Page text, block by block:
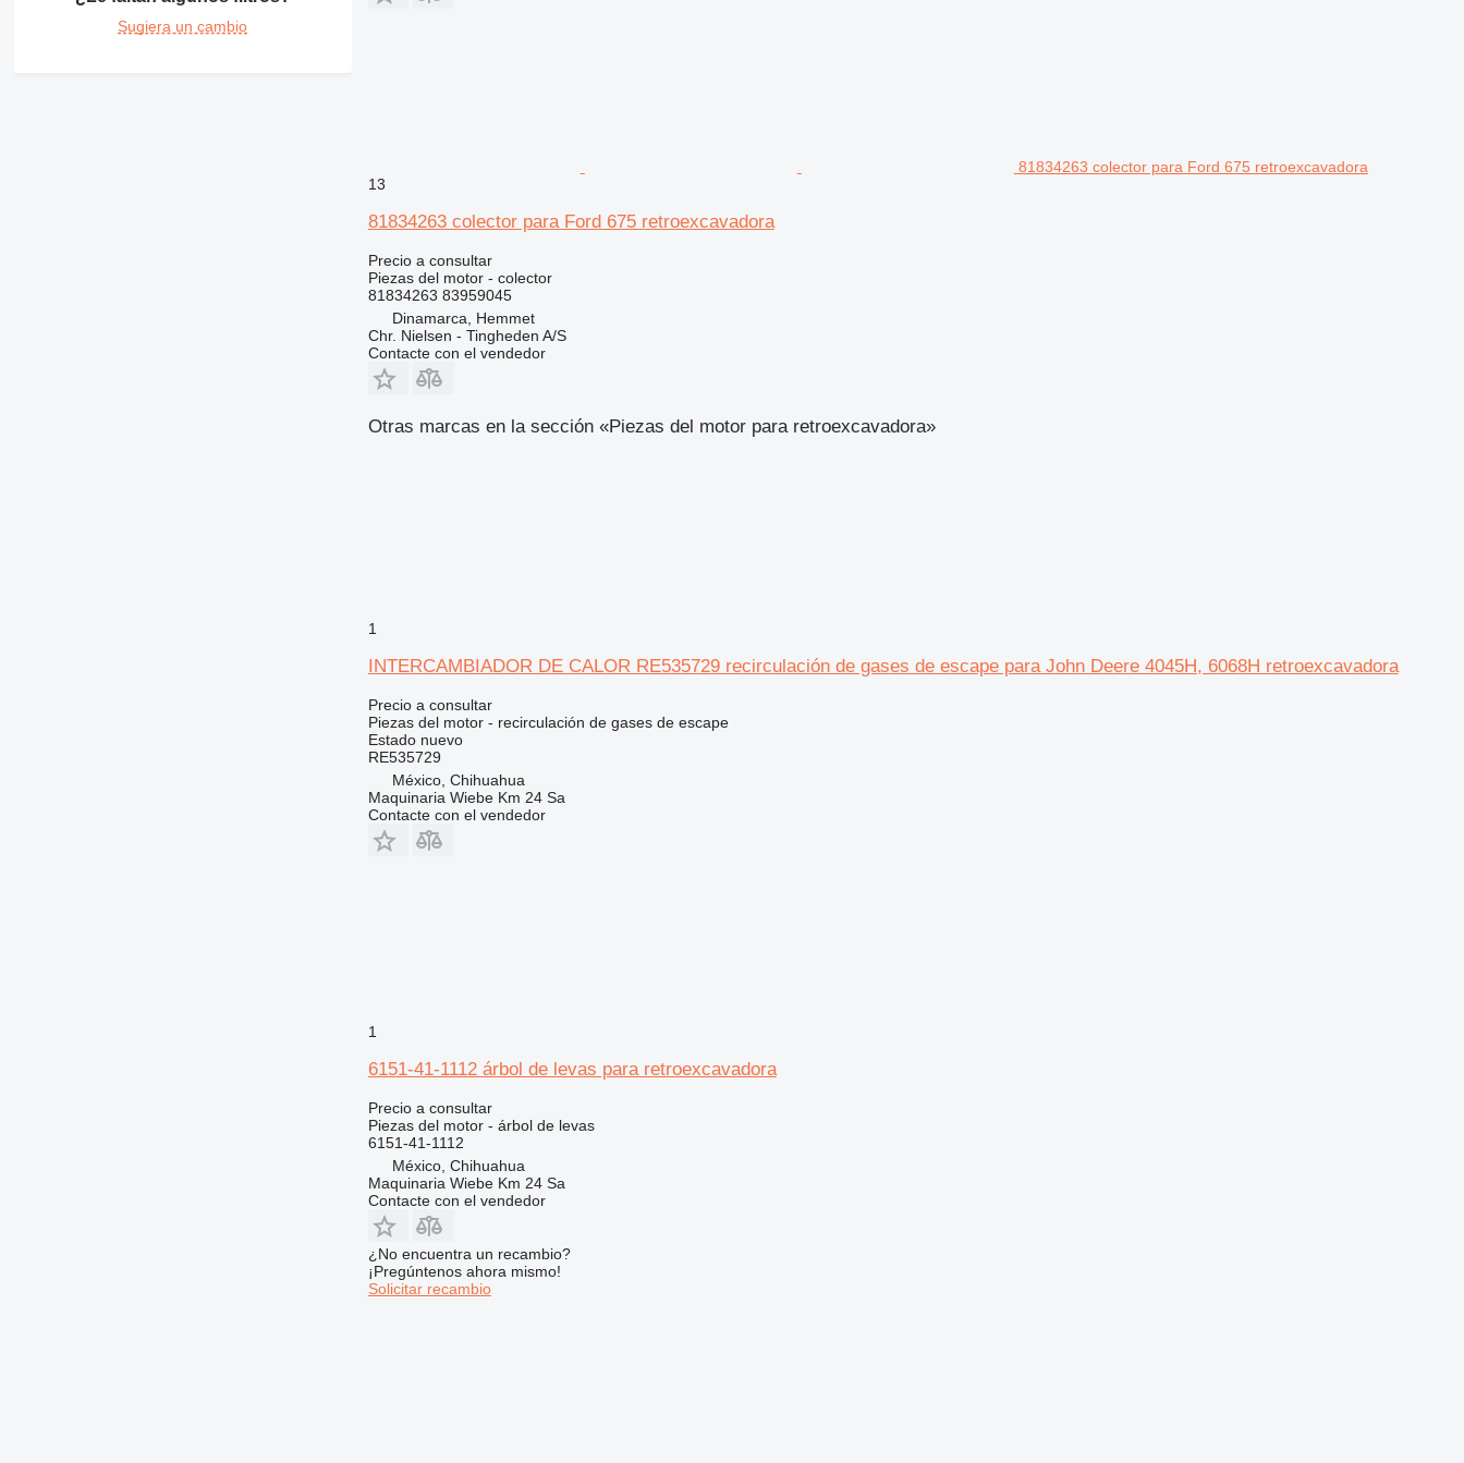
Sugiera un cambio
81834263 colector para Ford 675 retroexcavadora
13
81834263 colector para Ford 675 retroexcavadora
Precio a consultar
Piezas del motor - colector
81834263 83959045
Dinamarca, Hemmet
Chr. Nielsen - Tingheden A/S
Contacte con el vendedor
Otras marcas en la sección «Piezas del motor para retroexcavadora»
1
INTERCAMBIADOR DE CALOR RE535729 recirculación de gases de escape para John Deere 4045H, 6068H retroexcavadora
Precio a consultar
Piezas del motor - recirculación de gases de escape
Estadonuevo
RE535729
México, Chihuahua
Maquinaria Wiebe Km 24 Sa
Contacte con el vendedor
1
6151-41-1112 árbol de levas para retroexcavadora
Precio a consultar
Piezas del motor - árbol de levas
6151-41-1112
México, Chihuahua
Maquinaria Wiebe Km 24 Sa
Contacte con el vendedor
¿No encuentra un recambio?
¡Pregúntenos ahora mismo!
Solicitar recambio